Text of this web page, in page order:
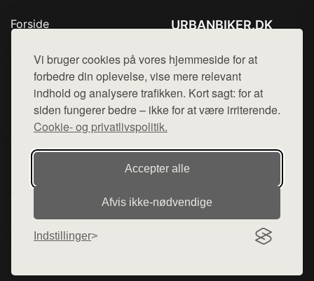
Vi bruger cookies på vores hjemmeside for at
forbedre din oplevelse, vise mere relevant
indhold og analysere trafikken. Kort sagt: for at
siden fungerer bedre – ikke for at være irriterende.
Cookie- og privatlivspolitik.
Accepter alle
Afvis ikke‑nødvendige
Indstillinger
Forside
Top Rabatter
Blog
Kontakt
URBANBIKER.DK
Mail: hej@want.dk
Cookie- og privatlivspolitik
Denne side er en del af want.dk, der udgiver en række
hjemmesider med præsentation af forskellige produkter fra
diverse webshops. Der sælges ikke varer fra denne side - vi
varerne på lager.